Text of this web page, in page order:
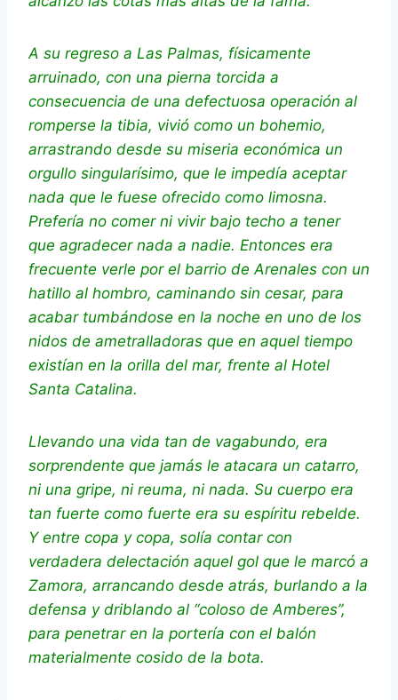
A su regreso a Las Palmas, físicamente
arruinado, con una pierna torcida a
consecuencia de una defectuosa operación al
romperse la tibia, vivió como un bohemio,
arrastrando desde su miseria económica un
orgullo singularísimo, que le impedía aceptar
nada que le fuese ofrecido como limosna.
Prefería no comer ni vivir bajo techo a tener
que agradecer nada a nadie. Entonces era
frecuente verle por el barrio de Arenales con un
hatillo al hombro, caminando sin cesar, para
acabar tumbándose en la noche en uno de los
nidos de ametralladoras que en aquel tiempo
existían en la orilla del mar, frente al Hotel
Santa Catalina.
Llevando una vida tan de vagabundo, era
sorprendente que jamás le atacara un catarro,
ni una gripe, ni reuma, ni nada. Su cuerpo era
tan fuerte como fuerte era su espíritu rebelde.
Y entre copa y copa, solía contar con
verdadera delectación aquel gol que le marcó a
Zamora, arrancando desde atrás, burlando a la
defensa y driblando al “coloso de Amberes”,
para penetrar en la portería con el balón
materialmente cosido de la bota.